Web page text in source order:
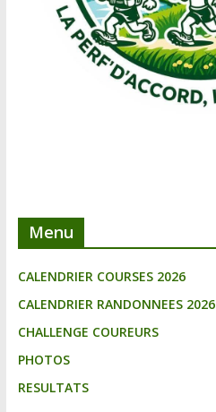
Menu
CALENDRIER COURSES 2026
CALENDRIER RANDONNEES 2026
CHALLENGE COUREURS
PHOTOS
RESULTATS